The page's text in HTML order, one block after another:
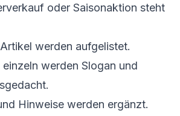
oder Saisonaktion steht
werden aufgelistet.
werden Slogan und
Hinweise werden ergänzt.